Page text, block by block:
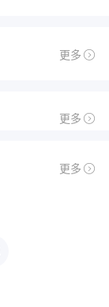
更多
更多
更多